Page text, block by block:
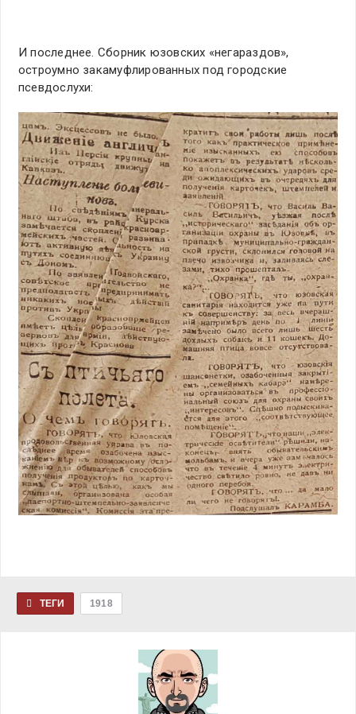
И последнее. Сборник юзовских «негараздов»,
остроумно закамуфлированных под городские
псевдослухи:
ТЕГИ 1918